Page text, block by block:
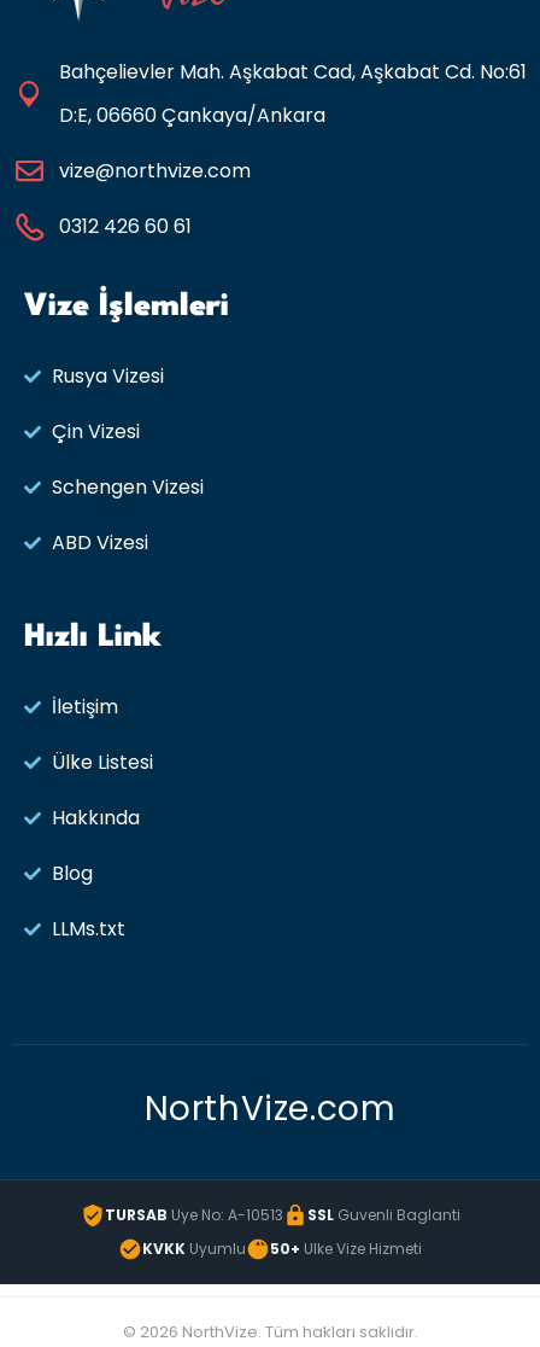
Bahçelievler Mah. Aşkabat Cad, Aşkabat Cd. No:61
D:E, 06660 Çankaya/Ankara
vize@northvize.com
0312 426 60 61
Vize İşlemleri
Rusya Vizesi​
Çin Vizesi
Schengen Vizesi
ABD Vizesi
Hızlı Link
İletişim
Ülke Listesi
Hakkında
Blog
LLMs.txt
NorthVize.com
TURSAB Uye No: A-10513 SSLGuvenli Baglanti
KVKK Uyumlu 50+ Ulke Vize Hizmeti
© 2026 NorthVize. Tüm hakları saklıdır.